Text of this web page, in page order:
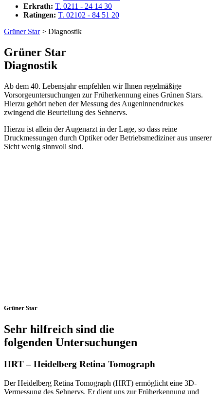
Erkrath: T. 0211 - 24 14 30
Ratingen: T. 02102 - 84 51 20
Grüner Star> Diagnostik
Grüner Star
Diagnostik
Ab dem 40. Lebensjahr empfehlen wir Ihnen regelmäßige
Vorsorgeuntersuchungen zur Früherkennung eines Grünen Stars.
Hierzu gehört neben der Messung des Augeninnendruckes
zwingend die Beurteilung des Sehnervs.
Hierzu ist allein der Augenarzt in der Lage, so dass reine
Druckmessungen durch Optiker oder Betriebsmediziner aus unserer
Sicht wenig sinnvoll sind.
Grüner Star
Sehr hilfreich sind die
folgenden Untersuchungen
HRT – Heidelberg Retina Tomograph
Der Heidelberg Retina Tomograph (HRT) ermöglicht eine 3D-
Vermessung des Sehnervs. Er dient uns zur Früherkennung und